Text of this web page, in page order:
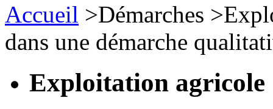
Accueil >Démarches >
dans une démarche
Exploitation agricole